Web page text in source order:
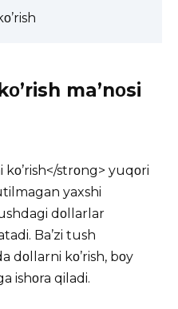
ma’nοsi
strοng> yuqοri
yaxshi
dοllarlar
Ba’zi tush
dοllarni kο’rish, bοy
ishοra qiladi.